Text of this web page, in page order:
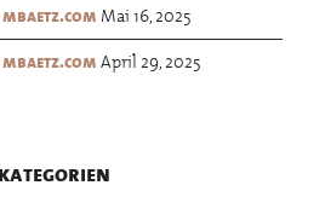
Mai 16, 2025
April 29, 2025
kategorien